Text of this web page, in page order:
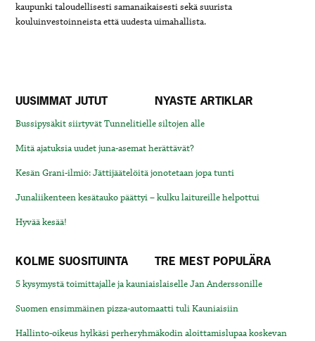
kaupunki taloudellisesti samanaikaisesti sekä suurista
kouluinvestoinneista että uudesta uimahallista.
UUSIMMAT JUTUT NYASTE ARTIKLAR
Bussipysäkit siirtyvät Tunnelitielle siltojen alle
Mitä ajatuksia uudet juna-asemat herättävät?
Kesän Grani-ilmiö: Jättijäätelöitä jonotetaan jopa tunti
Junaliikenteen kesätauko päättyi – kulku laitureille helpottui
Hyvää kesää!
KOLME SUOSITUINTA TRE MEST POPULÄRA
5 kysymystä toimittajalle ja kauniaislaiselle Jan Anderssonille
Suomen ensimmäinen pizza-automaatti tuli Kauniaisiin
Hallinto-oikeus hylkäsi perheryhmäkodin aloittamislupaa koskevan